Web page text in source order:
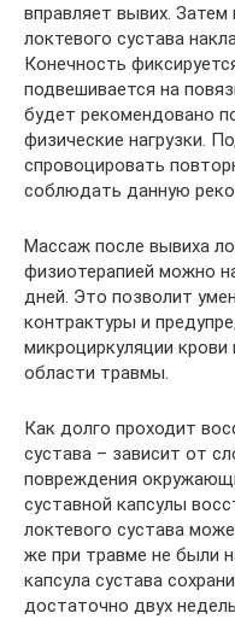
вправляет вывих. Затем
локтевого сустава
Конечность
подвешивается на
будет рекомендовано
физические нагрузки.
спровоцировать
соблюдать данную
Массаж после вывиха
физиотерапией можно
дней. Это позволит
контрактуры и
микроциркуляции
области травмы.
Как долго проходит
сустава – зависит от
повреждения
суставной капсулы
локтевого сустава
же при травме не были
капсула сустава
достаточно двух